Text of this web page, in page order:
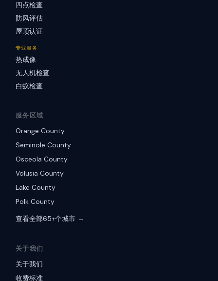
四点检查
防风评估
屋顶认证
专业服务
热成像
无人机检查
白蚁检查
服务区域
Orange County
Seminole County
Osceola County
Volusia County
Lake County
Polk County
查看全部65+个城市 →
关于我们
关于我们
收费标准